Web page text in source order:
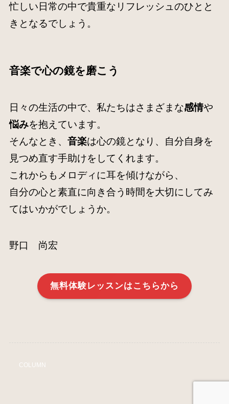
忙しい日常の中で貴重なリフレッシュのひとと
きとなるでしょう。
音楽で心の鏡を磨こう
日々の生活の中で、私たちはさまざまな感情や
悩みを抱えています。
そんなとき、 音楽は心の鏡となり、自分自身を
見つめ直す手助けをしてくれます。
これからもメロディに耳を傾けながら、
自分の心と素直に向き合う時間を大切にしてみ
てはいかがでしょうか。
野口 尚宏
無料体験レッスンはこちらから
COLUMN